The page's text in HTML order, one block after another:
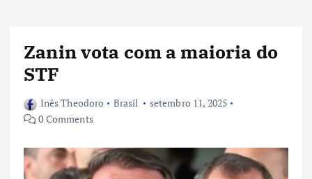
Zanin vota com a maioria do
STF
Inês Theodoro Brasil
setembro 11, 2025
0 Comments